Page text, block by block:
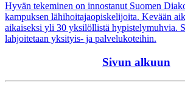
Hyvän tekeminen on innostanut Suomen
kampuksen lähihoitajaopiskelijoita. Kevään
aikaiseksi yli 30 yksilöllistä hypistelymuhvia.
lahjoitetaan yksityis- ja palvelukoteihin.
Sivun alkuun